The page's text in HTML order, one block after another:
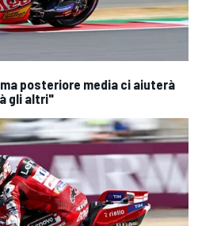
posteriore media ci aiuterà
gli altri"